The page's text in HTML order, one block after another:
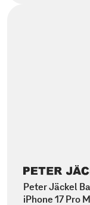
Peter Jäckel
iPhone 17 Pro